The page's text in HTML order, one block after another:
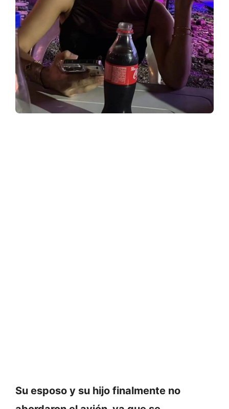
Su esposo y su hijo finalmente no